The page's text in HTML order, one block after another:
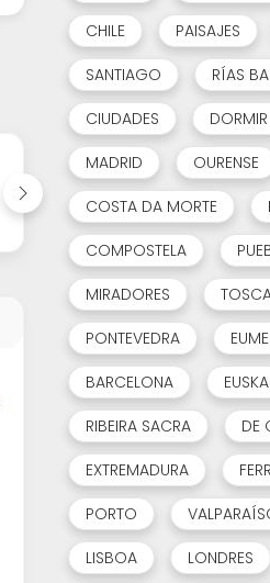
CHILE
PAISAJES
SANTIAGO
RÍAS
CIUDADES
DORMIR
MADRID
OURENSE
COSTA DA MORTE
COMPOSTELA
MIRADORES
PONTEVEDRA
EUME
BARCELONA
RIBEIRA SACRA
DE
EXTREMADURA
PORTO
LISBOA
LONDRES